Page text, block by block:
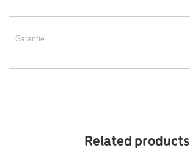
100 kg
Garantie
5 ans
Related products